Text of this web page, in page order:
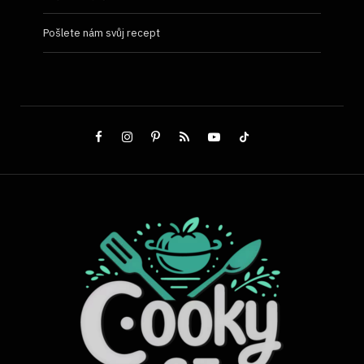
Pošlete nám svůj recept